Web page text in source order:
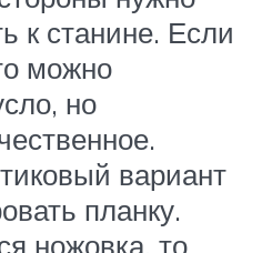
к станине. Если
можно
но
вариант
планку.
ножовка, то